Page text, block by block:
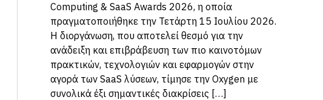
Computing & SaaS Awards 2026, η οποία
πραγματοποιήθηκε την Τετάρτη 15 Ιουλίου 2026.
Η διοργάνωση, που αποτελεί θεσμό για την
ανάδειξη και επιβράβευση των πιο καινοτόμων
πρακτικών, τεχνολογιών και εφαρμογών στην
αγορά των SaaS λύσεων, τίμησε την Oxygen με
συνολικά έξι σημαντικές διακρίσεις […]